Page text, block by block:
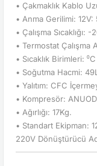
• Çakmaklık Kablo
• Anma Gerilimi:
• Çalışma Sıcaklığı:
• Termostat Çalışma
• Sıcaklık Birimleri:
• Soğutma Hacmi:
• Yalıtım: CFC
• Kompresör:
• Ağırlığı: 17Kg.
• Standart Ekipman:
220V Dönüştürücü